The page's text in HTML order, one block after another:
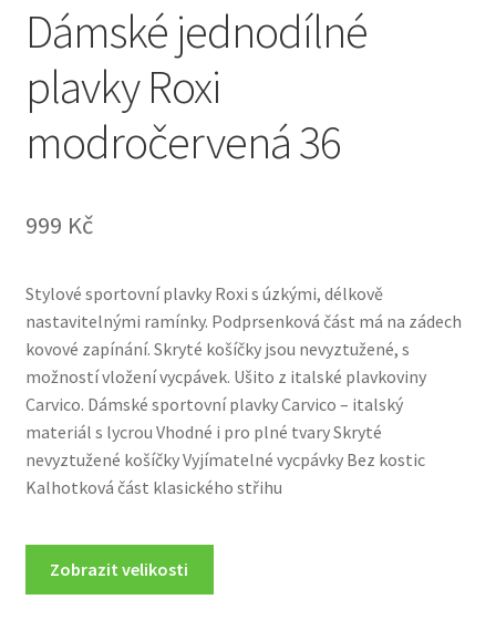
Dámské jednodílné
plavky Roxi
modročervená 36
999 Kč
Stylové sportovní plavky Roxi s úzkými, délkově
nastavitelnými ramínky. Podprsenková část má na zádech
kovové zapínání. Skryté košíčky jsou nevyztužené, s
možností vložení vycpávek. Ušito z italské plavkoviny
Carvico. Dámské sportovní plavky Carvico – italský
materiál s lycrou Vhodné i pro plné tvary Skryté
nevyztužené košíčky Vyjímatelné vycpávky Bez kostic
Kalhotková část klasického střihu
Zobrazit velikosti